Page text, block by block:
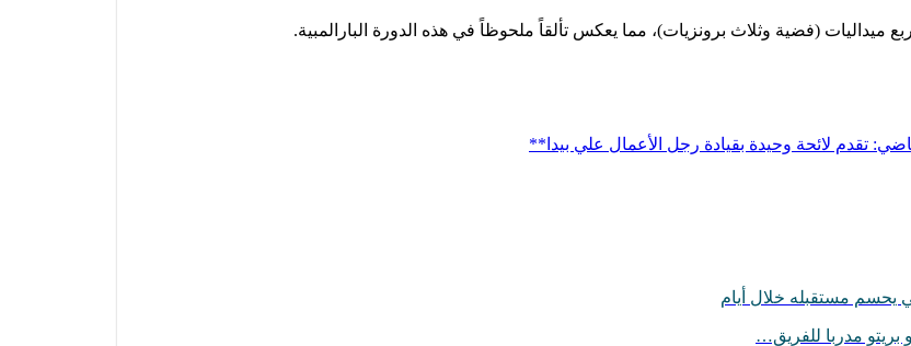
ميداليات (فضية وثلاث برونزيات)، مما يعكس تألقاً ملحوظاً في هذه الدورة البارالمبية.
تقدم لائحة وحيدة بقيادة رجل الأعمال علي بيدا**
يحسم مستقبله خلال أيام
بريتو مدربا للفريق…